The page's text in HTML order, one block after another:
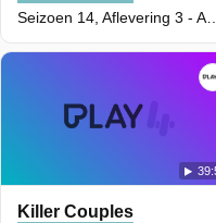
Killer Couples